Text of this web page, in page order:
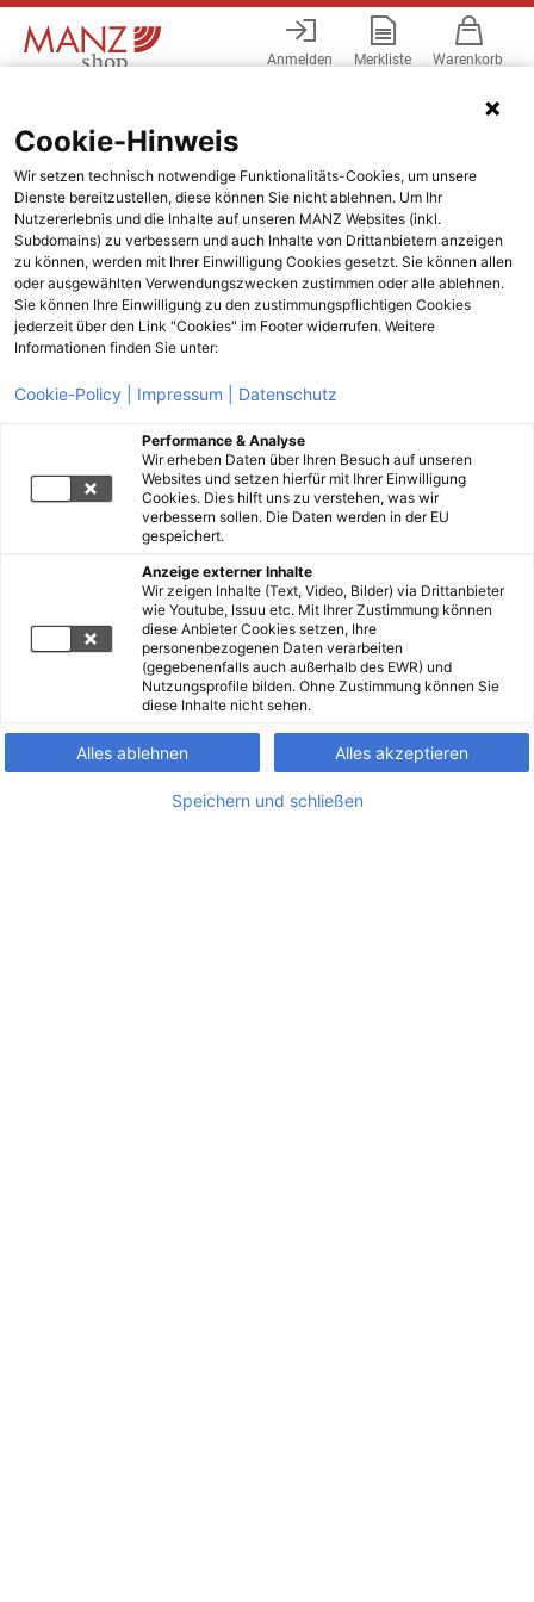
Anmelden Merkliste Warenkorb
Cookie-Hinweis
Wir setzen technisch notwendige Funktionalitäts-Cookies, um unsere
Dienste bereitzustellen, diese können Sie nicht ablehnen. Um Ihr
Nutzererlebnis und die Inhalte auf unseren MANZ Websites (inkl.
Subdomains) zu verbessern und auch Inhalte von Drittanbietern anzeigen
zu können, werden mit Ihrer Einwilligung Cookies gesetzt. Sie können allen
oder ausgewählten Verwendungszwecken zustimmen oder alle ablehnen.
Sie können Ihre Einwilligung zu den zustimmungspflichtigen Cookies
jederzeit über den Link "Cookies" im Footer widerrufen. Weitere
Informationen finden Sie unter:
Cookie-Policy | Impressum | Datenschutz
Performance & Analyse
Wir erheben Daten über Ihren Besuch auf unseren
Websites und setzen hierfür mit Ihrer Einwilligung
Cookies. Dies hilft uns zu verstehen, was wir
verbessern sollen. Die Daten werden in der EU
gespeichert.
Anzeige externer Inhalte
Wir zeigen Inhalte (Text, Video, Bilder) via Drittanbieter
wie Youtube, Issuu etc. Mit Ihrer Zustimmung können
diese Anbieter Cookies setzen, Ihre
personenbezogenen Daten verarbeiten
(gegebenenfalls auch außerhalb des EWR) und
Nutzungsprofile bilden. Ohne Zustimmung können Sie
diese Inhalte nicht sehen.
Alles ablehnen Alles akzeptieren
Speichern und schließen